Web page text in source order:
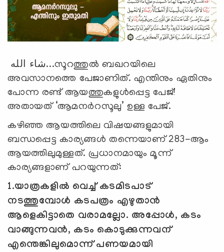
അവസാനത്തെ പേജാണിത്. എന്തിനും ഏതിനും
പോന്ന രണ്ട് ആയത്തുകളുള്‍പ്പെട്ട പേജ്!
അതായത് ‘ആമനര്‍റസൂലു’ ഉള്ള പേജ്.
കഴിഞ്ഞ ആയത്തിലെ വിഷയങ്ങളുമായി
ബന്ധപ്പെട്ട കാര്യങ്ങള്‍ തന്നെയാണ് 283-ആം
ആയത്തിലുമുള്ളത്. പ്രധാനമായും മൂന്ന്
കാര്യങ്ങളാണ് പറയുന്നത്:
1.യാത്രകളില്‍ വെച്ച് കടമിടപാട്
നടത്തുമ്പോള്‍ കടപത്രം എഴുതാന്‍
ആളെകിട്ടാതെ വരാമല്ലോ. അപ്പോള്‍, കടം
വാങ്ങുന്നവന്‍, കടം കൊടുക്കുന്നവന്
എന്തെങ്കിലുമൊന്ന് പണയമായി